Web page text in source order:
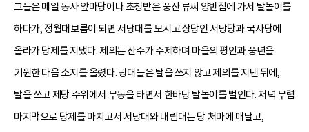
그들은 매일 동사 앞마당이나 초청받은 풍산 류씨 양반집에 가서 탈놀이를
하다가, 정월대보름이 되면 서낭대를 모시고 상당인 서낭당과 국사당에
올라가 당제를 지냈다. 제의는 산주가 주제하며 마을의 평안과 풍년을
기원한 다음 소지를 올렸다. 광대들은 탈을 쓰지 않고 제의를 지낸 뒤에,
탈을 쓰고 제당 주위에서 무동을 타면서 한바탕 탈놀이를 벌인다. 저녁 무렵
마지막으로 당제를 마치고서 서낭대와 내림대는 당 처마에 매달고,